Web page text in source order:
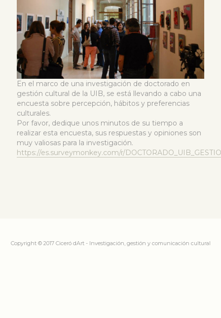
En el marco de una investigación de doctorado en
gestión cultural de la UIB, se está llevando a cabo una
encuesta sobre percepción, hábitos y preferencias
culturales.
Por favor, dedique unos minutos de su tiempo a
realizar esta encuesta, sus respuestas y opiniones son
muy valiosas para la investigación.
https://es.surveymonkey.com/r/
Copyright © 2017 Ciceró dArt - Investigación, gestión y comunicación cultural